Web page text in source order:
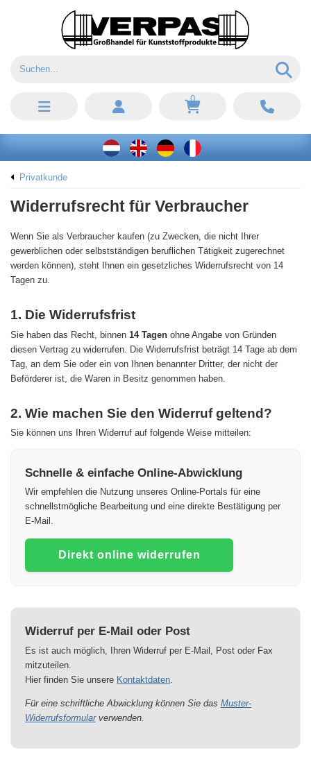
0
Privatkunde
Widerrufsrecht für Verbraucher
Wenn Sie als Verbraucher kaufen (zu Zwecken, die nicht Ihrer
gewerblichen oder selbstständigen beruflichen Tätigkeit zugerechnet
werden können), steht Ihnen ein gesetzliches Widerrufsrecht von 14
Tagen zu.
1. Die Widerrufsfrist
Sie haben das Recht, binnen 14 Tagen ohne Angabe von Gründen
diesen Vertrag zu widerrufen. Die Widerrufsfrist beträgt 14 Tage ab dem
Tag, an dem Sie oder ein von Ihnen benannter Dritter, der nicht der
Beförderer ist, die Waren in Besitz genommen haben.
2. Wie machen Sie den Widerruf geltend?
Sie können uns Ihren Widerruf auf folgende Weise mitteilen:
Schnelle & einfache Online-Abwicklung
Wir empfehlen die Nutzung unseres Online-Portals für eine
schnellstmögliche Bearbeitung und eine direkte Bestätigung per
E-Mail.
Direkt online widerrufen
Widerruf per E-Mail oder Post
Es ist auch möglich, Ihren Widerruf per E-Mail, Post oder Fax
mitzuteilen.
Hier finden Sie unsere Kontaktdaten
Für eine schriftliche Abwicklung können Sie das Muster-
Widerrufsformularverwenden.